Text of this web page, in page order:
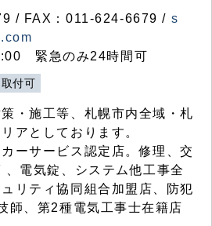
/ FAX：011-624-6679 / s
緊急のみ24時間可
付可
・施工等、札幌市内全域・札
アとしております。
ーサービス認定店。修理、交
電気錠、システム他工事全
リティ協同組合加盟店、防犯
師、第2種電気工事士在籍店